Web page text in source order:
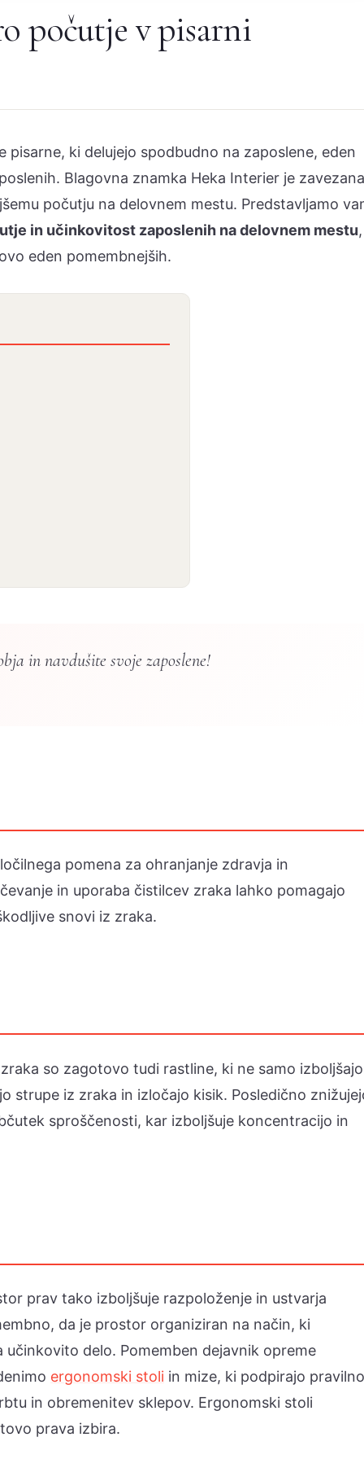
počutje v pisarni
ki delujejo spodbudno na zaposlene, eden
Blagovna znamka Heka Interier je zavezana
počutju na delovnem mestu. Predstavljamo
in učinkovitost zaposlenih na delovnem mestu,
eden pomembnejših.
in navdušite svoje zaposlene!
pomena za ohranjanje zdravja in
in uporaba čistilcev zraka lahko pomagajo
snovi iz zraka.
so zagotovo tudi rastline, ki ne samo izboljšajo
strupe iz zraka in izločajo kisik. Posledično
sproščenosti, kar izboljšuje koncentracijo in
prav tako izboljšuje razpoloženje in ustvarja
da je prostor organiziran na način, ki
delo. Pomemben dejavnik opreme
ergonomski stoli in mize, ki podpirajo pravilno
in obremenitev sklepov. Ergonomski stoli
prava izbira.